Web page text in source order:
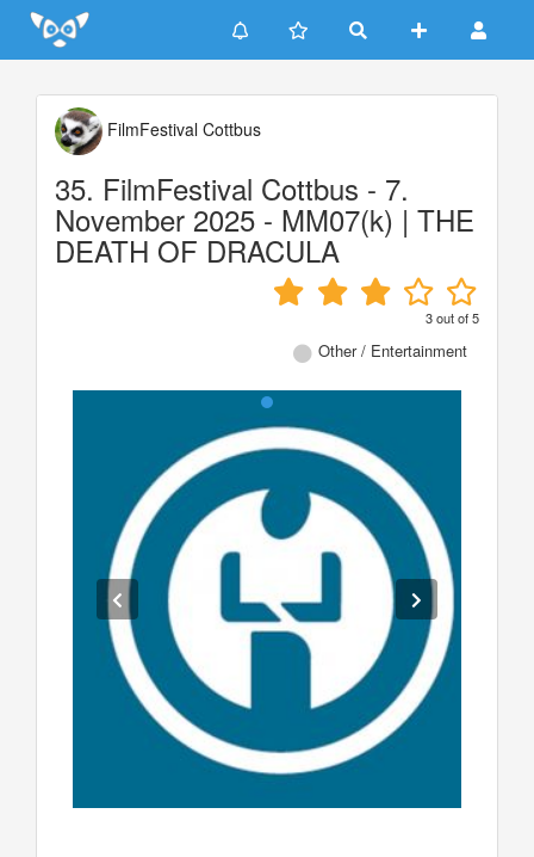
Update cookies preferences
FilmFestival Cottbus
35. FilmFestival Cottbus - 7.
November 2025 - MM07(k) | THE
DEATH OF DRACULA
3out of5
Other / Entertainment